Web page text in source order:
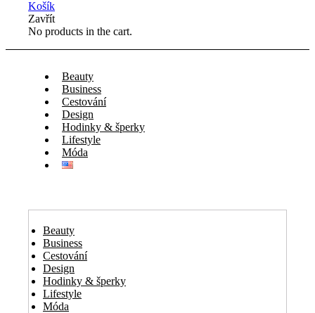
Košík
Zavřít
No products in the cart.
Beauty
Business
Cestování
Design
Hodinky & šperky
Lifestyle
Móda
Beauty
Business
Cestování
Design
Hodinky & šperky
Lifestyle
Móda